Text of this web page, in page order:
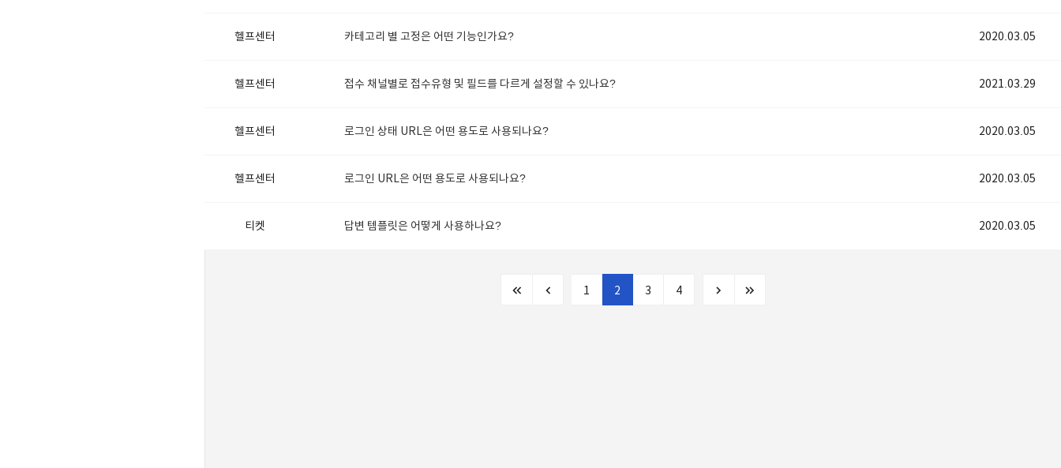
헬프센터 카테고리 별 고정은 어떤 기능인가요? 2020.03.05
헬프센터 접수 채널별로 접수유형 및 필드를 다르게 설정할 수 있나요? 2021.03.29
헬프센터 로그인 상태 URL은 어떤 용도로 사용되나요? 2020.03.05
헬프센터 로그인 URL은 어떤 용도로 사용되나요? 2020.03.05
티켓 답변 템플릿은 어떻게 사용하나요? 2020.03.05
1 2 3 4